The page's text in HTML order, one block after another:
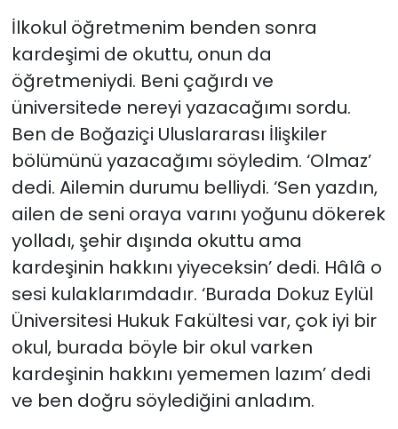
İlkokul öğretmenim benden sonra
kardeşimi de okuttu, onun da
öğretmeniydi. Beni çağırdı ve
üniversitede nereyi yazacağımı sordu.
Ben de Boğaziçi Uluslararası İlişkiler
bölümünü yazacağımı söyledim. ‘Olmaz’
dedi. Ailemin durumu belliydi. ‘Sen yazdın,
ailen de seni oraya varını yoğunu dökerek
yolladı, şehir dışında okuttu ama
kardeşinin hakkını yiyeceksin’ dedi. Hâlâ o
sesi kulaklarımdadır. ‘Burada Dokuz Eylül
Üniversitesi Hukuk Fakültesi var, çok iyi bir
okul, burada böyle bir okul varken
kardeşinin hakkını yememen lazım’ dedi
ve ben doğru söylediğini anladım.